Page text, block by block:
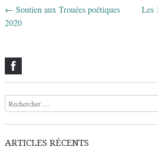
Navigation des articles
← Soutien aux Trouées poétiques
2020
Les
Recherche
ARTICLES RÉCENTS